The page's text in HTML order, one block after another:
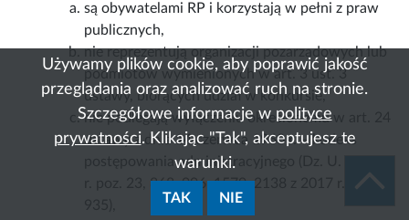
Używamy plików cookie, aby poprawić jakość
przeglądania oraz analizować ruch na stronie.
Szczegółowe informacje w polityce
prywatności. Klikając "Tak", akceptujesz te
warunki.
TAK NIE
są obywatelami RP i korzystają w pełni z praw
publicznych,
nie reprezentują organizacji pozarządowych lub
podmiotów wymienionych w art. 3 ust. 3
ustawy, biorących udział w konkursie,
nie podlegają wyłączeniu określonemu w art. 24
ustawy z dnia 14 czerwca 1960 r. – kodeks
postępowania administracyjnego (Dz. U. z 2016
r. poz. 23, 868, 996, 1579, 2138 z 2017 r. poz.